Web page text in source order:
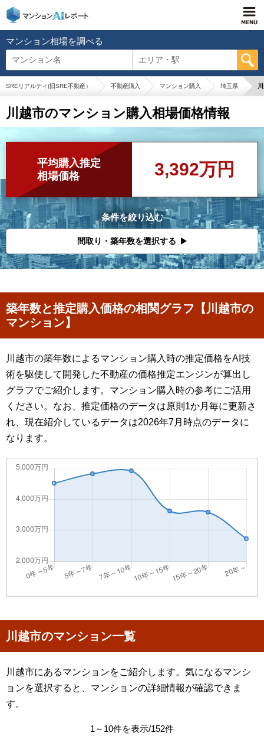
マンション相場を調べる
マンション名 エリア・駅
SREリアルティ(旧SRE不動産） 不動産購入 マンション購入 埼玉県
川越市のマンション購入相場価格情報
平均購入推定
相場価格
3,392万円
条件を絞り込む
間取り・築年数を選択する
築年数と推定購入価格の相関グラフ【川越市の
マンション】
川越市の築年数によるマンション購入時の推定価格をAI技
術を駆使して開発した不動産の価格推定エンジンが算出し
グラフでご紹介します。マンション購入時の参考にご活用
ください。なお、推定価格のデータは原則1か月毎に更新さ
れ、現在紹介しているデータは2026年7月時点のデータに
なります。
川越市のマンション一覧
川越市にあるマンションをご紹介します。気になるマンシ
ョンを選択すると、マンションの詳細情報が確認できま
す。
1～10件を表示/152件